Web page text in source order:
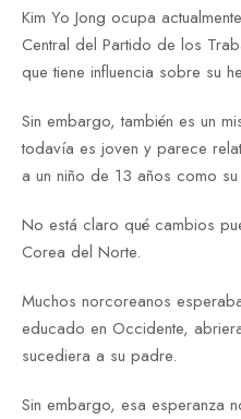
Kim Yo Jong ocupa
Central del Partido de los
que tiene influencia sobre su
Sin embargo, también es un
todavía es joven y parece
a un niño de 13 años como
No está claro qué cambios
Corea del Norte.
Muchos norcoreanos
educado en Occidente,
sucediera a su padre.
Sin embargo, esa esperanza